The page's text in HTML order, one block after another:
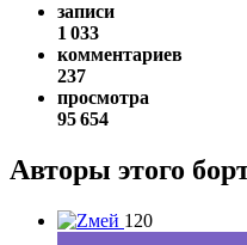
записи
1 033
комментариев
237
просмотра
95 654
Авторы этого
120